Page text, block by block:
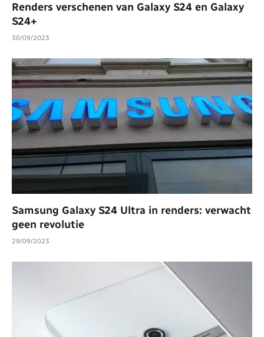
Renders verschenen van Galaxy S24 en Galaxy
S24+
30/09/2023
Samsung Galaxy S24 Ultra in renders: verwacht
geen revolutie
29/09/2023